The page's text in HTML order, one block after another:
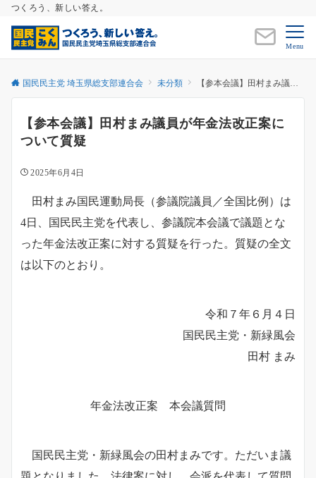
つくろう、新しい答え。
Menu
国民民主党 埼玉県総支部連合会 未分類 【参本会議】田村まみ議員が年金法改正案について質疑
【参本会議】田村まみ議員が年金法改正案に
ついて質疑
2025年6月4日
田村まみ国民運動局長（参議院議員／全国比例）は
4日、国民民主党を代表し、参議院本会議で議題とな
った年金法改正案に対する質疑を行った。質疑の全文
は以下のとおり。
令和７年６月４日
国民民主党・新緑風会
田村 まみ
年金法改正案 本会議質問
国民民主党・新緑風会の田村まみです。ただいま議